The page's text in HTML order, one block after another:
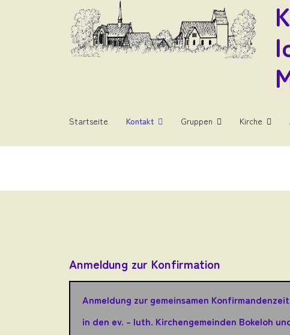
Startseite Kontakt Gruppen Kirche
Anmeldung zur Konfirmation
Anmeldung zur gemeinsamen
in den ev. - luth. Kirchengemeinden Bokeloh